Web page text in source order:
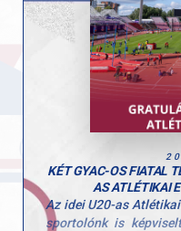
motivációt jelent
helyszín:
nyomdokaiba
kapok, amit sosem
hogy a legfontosabb
megdöntése és
KÉT GYAC-OS FIATAL
AS ATLÉTIKAI
Az idei U20-as
sportolónk is